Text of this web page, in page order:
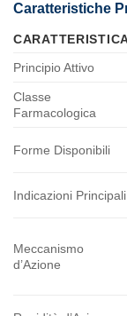
Caratteristiche
Principio Attivo
Classe
Farmacologica
Forme Disponibili
Indicazioni Principali
Meccanismo
d’Azione